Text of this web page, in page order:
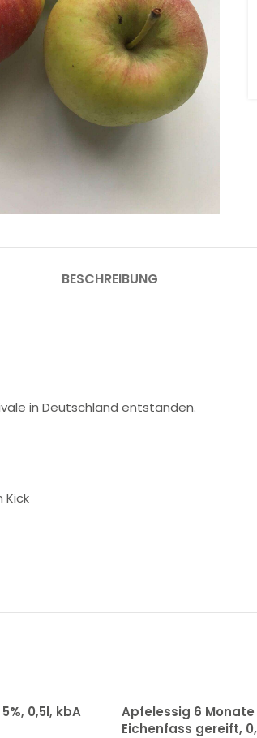
BESCHREIBUNG
in Deutschland entstanden.
Kick
0,5l, kbA
Apfelessig 6 Monate
Eichenfass gereift,